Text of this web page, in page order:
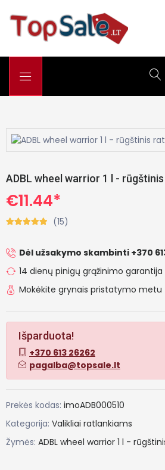
ADBL wheel warrior 1 l -
€11.44*
(15)
Dėl užsakymo skambinti +370
14 dienų pinigų grąžinimo garantija
Mokėkite grynais pristatymo metu
Išparduota!
+370 613 26262
pagalba@topsale.lt
Prekės kodas: imoADB000510
Kategorija: Valikliai ratlankiams
Žymės: ADBL wheel warrior 1 l -